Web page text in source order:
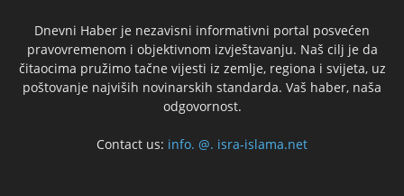
Dnevni Haber je nezavisni informativni portal posvećen
pravovremenom i objektivnom izvještavanju. Naš cilj je da
čitaocima pružimo tačne vijesti iz zemlje, regiona i svijeta, uz
poštovanje najviših novinarskih standarda. Vaš haber, naša
odgovornost.
Contact us: info. @. isra-islama.net